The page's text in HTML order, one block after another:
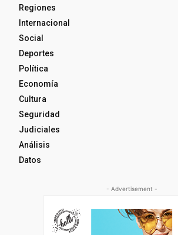
Regiones
Internacional
Social
Deportes
Política
Economía
Cultura
Seguridad
Judiciales
Análisis
Datos
- Advertisement -